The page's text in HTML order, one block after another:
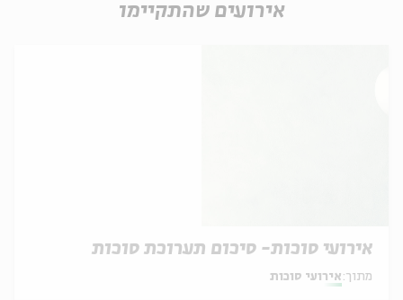
אירועים שהתקיימו
אירועי סוכות- סיכום תערוכת סוכות
מתוך: אירועי סוכות